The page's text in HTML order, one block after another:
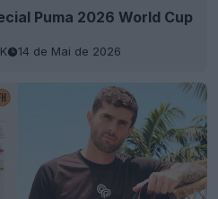
Puma 2026 World Cup
14 de Mai de 2026